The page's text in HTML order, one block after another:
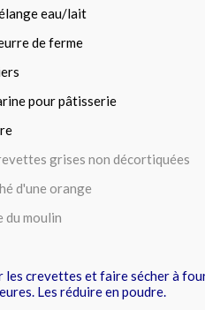
eau/lait
de ferme
pour pâtisserie
grises non décortiquées
d'une orange
du moulin
crevettes et faire sécher à
Les réduire en poudre.